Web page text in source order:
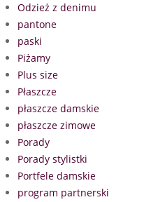
Odzież z denimu
pantone
paski
Piżamy
Plus size
Płaszcze
płaszcze damskie
płaszcze zimowe
Porady
Porady stylistki
Portfele damskie
program partnerski